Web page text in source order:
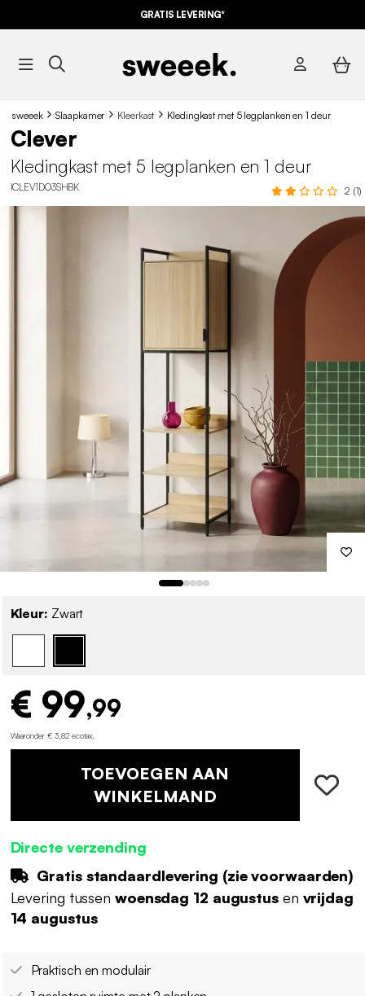
GRATIS LEVERING*
sweeek Slaapkamer Kleerkast Kledingkast met 5 legplanken en 1 deur
Clever
Kledingkast met 5 legplanken en 1 deur
ICLEV1DO3SHBK 2 (1)
Kleur: Zwart
€ 99,99
Waaronder € 3,82 ecotax
TOEVOEGEN AAN
WINKELMAND
Directe verzending
Gratis standaardlevering (zie voorwaarden)
Levering tussen woensdag 12 augustusen vrijdag
14 augustus
Praktisch en modulair